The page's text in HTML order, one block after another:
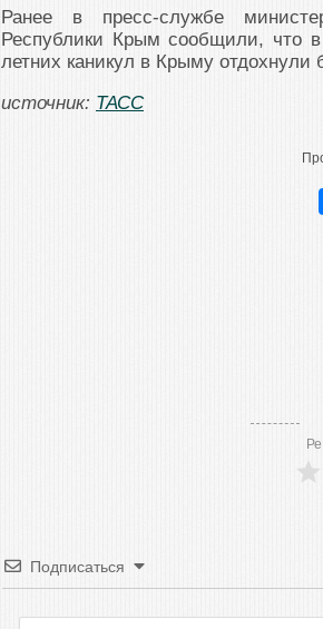
Ранее в пресс-службе
Республики Крым сообщили, что
летних каникул в Крыму отдохнули
источник: ТАСС
Подписаться